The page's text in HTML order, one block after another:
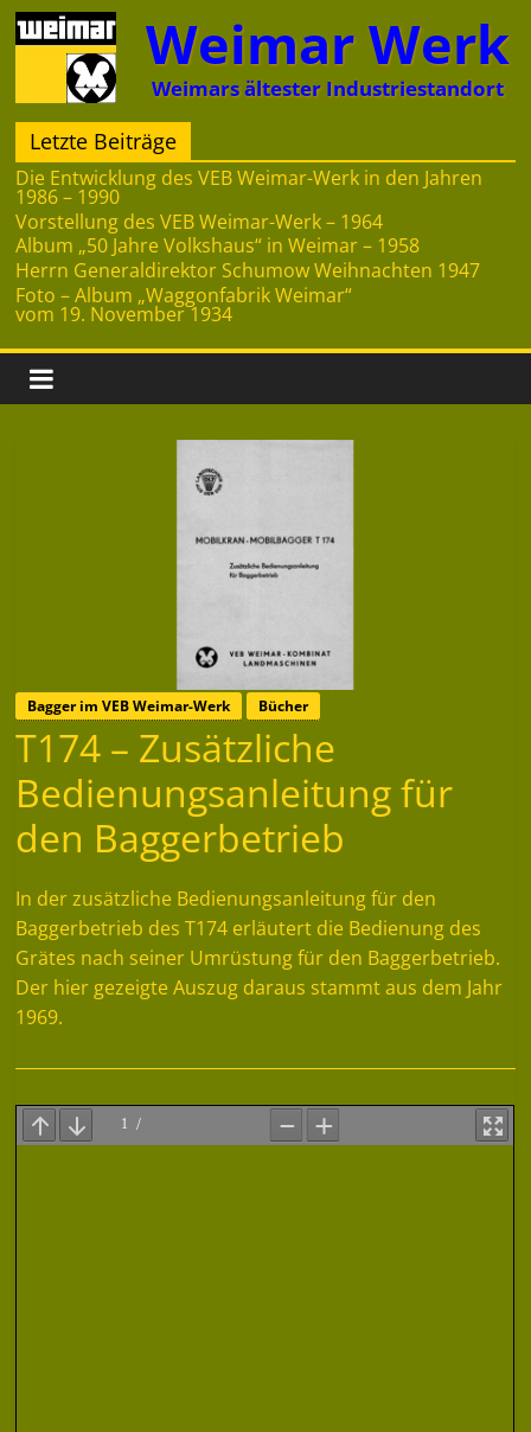
Zum
Inhalt
springen
Weimar Werk
Weimars ältester Industriestandort
Letzte Beiträge
Die Entwicklung des VEB Weimar-Werk in den Jahren
1986 – 1990
Vorstellung des VEB Weimar-Werk – 1964
Album „50 Jahre Volkshaus“ in Weimar – 1958
Herrn Generaldirektor Schumow Weihnachten 1947
Foto – Album „Waggonfabrik Weimar“
vom 19. November 1934
Bagger im VEB Weimar-Werk Bücher
T174 – Zusätzliche
Bedienungsanleitung für
den Baggerbetrieb
In der zusätzliche Bedienungsanleitung für den
Baggerbetrieb des T174 erläutert die Bedienung des
Grätes nach seiner Umrüstung für den Baggerbetrieb.
Der hier gezeigte Auszug daraus stammt aus dem Jahr
1969.